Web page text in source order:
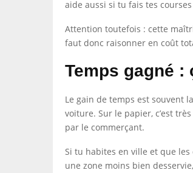
aide aussi si tu fais tes
Attention toutefois : cette
faut donc raisonner en coût
Temps gagné :
Le gain de temps est souvent
voiture. Sur le papier, c’est
par le commerçant.
Si tu habites en ville et que
une zone moins bien